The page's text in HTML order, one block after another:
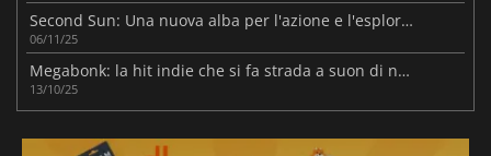
Second Sun: Una nuova alba per l'azione e l'esplorazione
06/11/25
Megabonk: la hit indie che si fa strada a suon di numeri da record
13/10/25